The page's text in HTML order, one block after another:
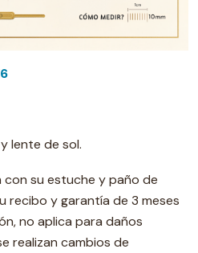
lente de sol.
su estuche y paño de
recibo y garantía de 3 meses
no aplica para daños
realizan cambios de